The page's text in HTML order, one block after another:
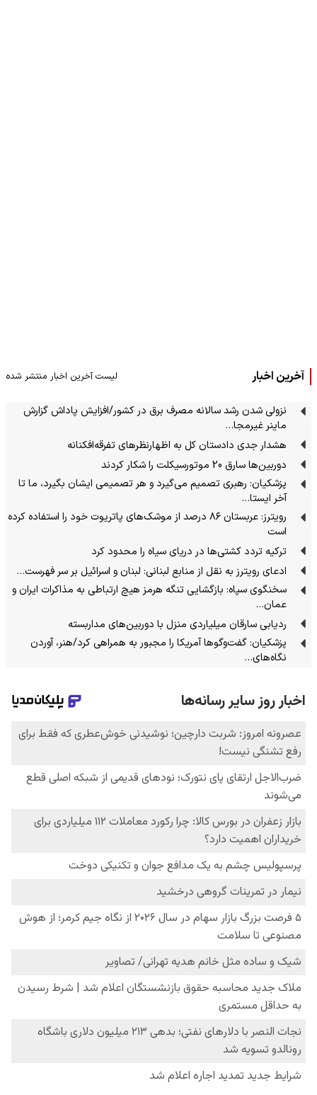
آخرین اخبار لیست آخرین اخبار منتشر شده
نزولی شدن رشد سالانه مصرف برق در کشور/افزایش پاداش گزارش
ماینر غیرمجا…
هشدار جدی دادستان کل به اظهارنظرهای تفرقه‌افکنانه
دوربین‌ها سارق 20 موتورسیکلت را شکار کردند
پزشکیان: رهبری تصمیم می‌گیرد و هر تصمیمی ایشان بگیرد، ما تا
آخر ایستا…
رویترز: عربستان ۸۶ درصد از موشک‌های پاتریوت خود را استفاده کرده
است
ترکیه تردد کشتی‌ها در دریای سیاه را محدود کرد
ادعای رویترز به نقل از منابع لبنانی: لبنان و اسرائیل بر سر فهرست…
سخنگوی سپاه: بازگشایی تنگه هرمز هیچ ارتباطی به مذاکرات ایران و
عمان…
ردیابی سارقان میلیاردی منزل با دوربین‌های مداربسته
پزشکیان: گفت‌وگوها آمریکا را مجبور به همراهی کرد/هنر، آوردن
نگاه‌های…